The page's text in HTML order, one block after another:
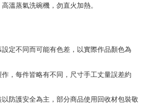
溫蒸氣洗碗機，勿直火加熱。
定不同而可能有色差，以實際作品顏色為
，每件皆略有不同，尺寸手工丈量誤差約
防護安全為主，部分商品使用回收材包裝敬